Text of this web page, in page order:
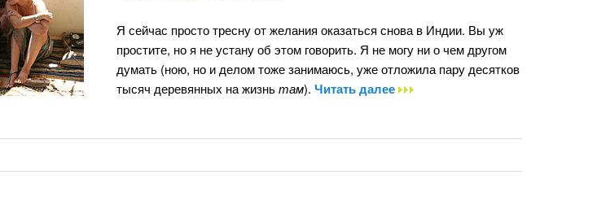
Я сейчас просто тресну от желания оказаться снова в Индии. Вы уж
простите, но я не устану об этом говорить. Я не могу ни о чем другом
думать (ною, но и делом тоже занимаюсь, уже отложила пару десятков
тысяч деревянных на жизньтам). Читать далее